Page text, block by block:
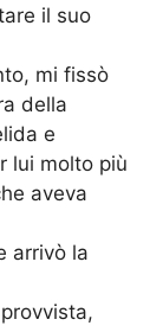
il suo
mi fissò
della
e
lui molto più
aveva
arrivò la